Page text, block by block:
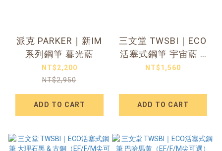
派克 PARKER｜新IM
系列鋼筆 暮光藍
NT$2,200
NT$2,950
ADD TO CART
三文堂 TWSBI｜ECO
活塞式鋼筆 宇宙藍 &
黑鈦（EF/F/M尖可
NT$1,560
ADD TO CART